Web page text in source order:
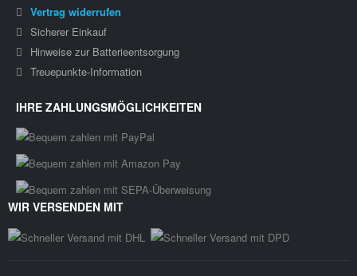
Vertrag widerrufen
Sicherer Einkauf
Hinweise zur Batterieentsorgung
Treuepunkte-Information
IHRE ZAHLUNGSMÖGLICHKEITEN
WIR VERSENDEN MIT